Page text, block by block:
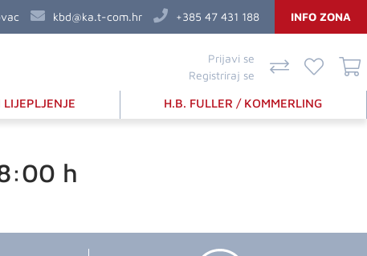
kbd@ka.t-com.hr +385 47 431 188 INFO ZONA
Prijavi se
Registriraj se
H.B. FULLER / KOMMERLING
h